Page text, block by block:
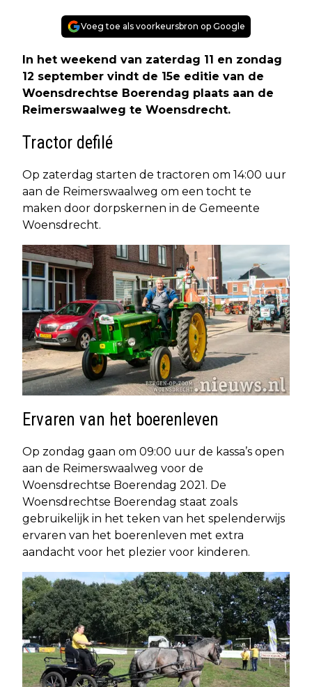
Voeg toe als voorkeursbron op Google
In het weekend van zaterdag 11 en zondag
12 september vindt de 15e editie van de
Woensdrechtse Boerendag plaats aan de
Reimerswaalweg te Woensdrecht.
Tractor defilé
Op zaterdag starten de tractoren om 14:00 uur
aan de Reimerswaalweg om een tocht te
maken door dorpskernen in de Gemeente
Woensdrecht.
Ervaren van het boerenleven
Op zondag gaan om 09:00 uur de kassa’s open
aan de Reimerswaalweg voor de
Woensdrechtse Boerendag 2021. De
Woensdrechtse Boerendag staat zoals
gebruikelijk in het teken van het spelenderwijs
ervaren van het boerenleven met extra
aandacht voor het plezier voor kinderen.